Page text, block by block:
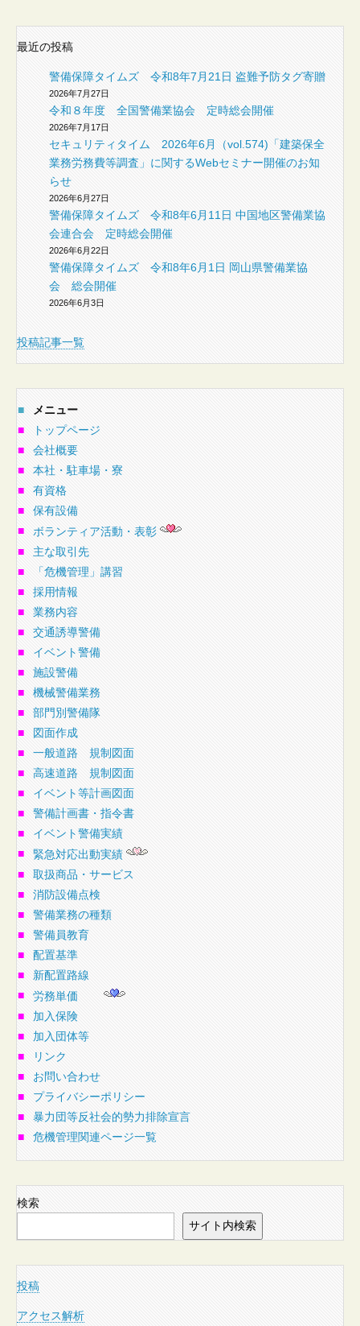
最近の投稿
警備保障タイムズ 令和8年7月21日 盗難予防タグ寄贈
2026年7月27日
令和８年度 全国警備業協会 定時総会開催
2026年7月17日
セキュリティタイム 2026年6月（vol.574)「建築保全
業務労務費等調査」に関するWebセミナー開催のお知
らせ
2026年6月27日
警備保障タイムズ 令和8年6月11日 中国地区警備業協
会連合会 定時総会開催
2026年6月22日
警備保障タイムズ 令和8年6月1日 岡山県警備業協
会 総会開催
2026年6月3日
投稿記事一覧
■
メニュー
■
トップページ
■
会社概要
■
本社・駐車場・寮
■
有資格
■
保有設備
■
ボランティア活動・表彰
■
主な取引先
■
「危機管理」講習
■
採用情報
■
業務内容
■
交通誘導警備
■
イベント警備
■
施設警備
■
機械警備業務
■
部門別警備隊
■
図面作成
■
一般道路 規制図面
■
高速道路 規制図面
■
イベント等計画図面
■
警備計画書・指令書
■
イベント警備実績
■
緊急対応出動実績
■
取扱商品・サービス
■
消防設備点検
■
警備業務の種類
■
警備員教育
■
配置基準
■
新配置路線
■
労務単価
■
加入保険
■
加入団体等
■
リンク
■
お問い合わせ
■
プライバシーポリシー
■
暴力団等反社会的勢力排除宣言
■
危機管理関連ページ一覧
検索
サイト内検索
投稿
アクセス解析